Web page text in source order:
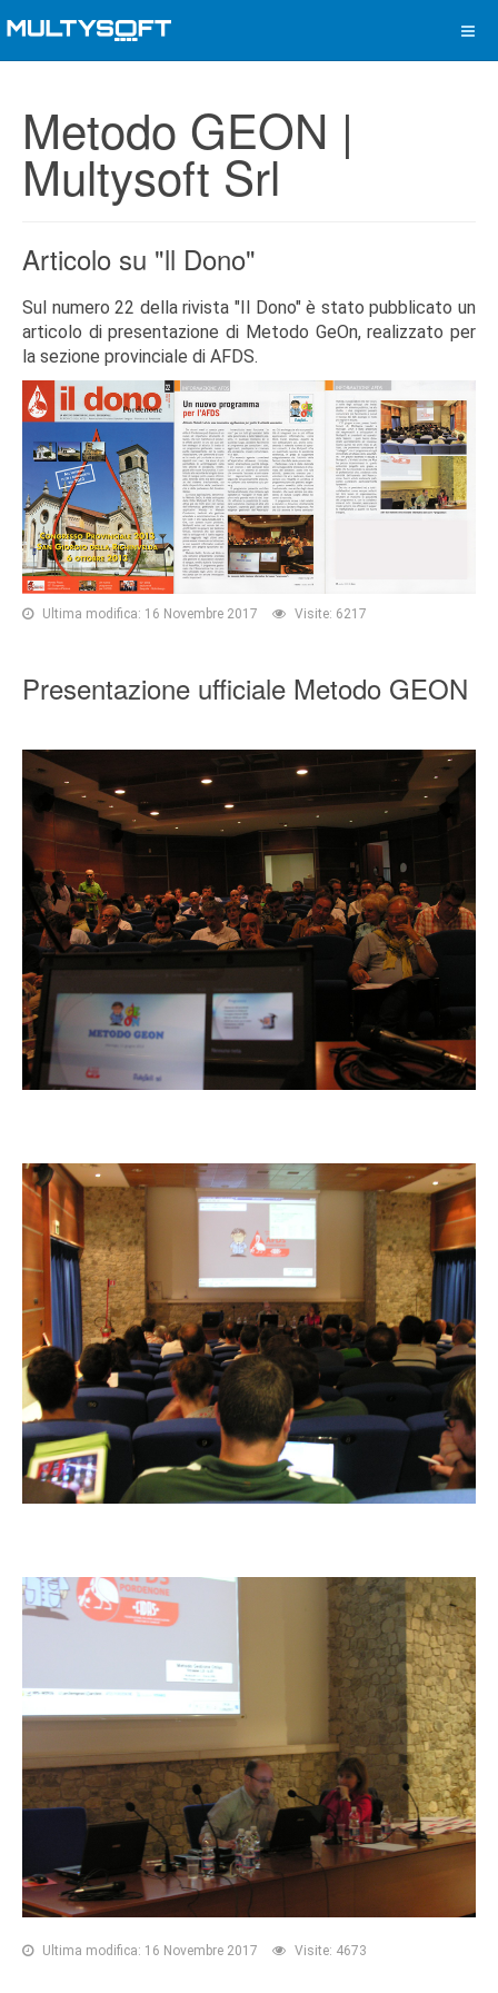
Metodo GEON |
Multysoft Srl
Articolo su "ll Dono"
Sul numero 22 della rivista "Il Dono" è stato pubblicato un
articolo di presentazione di Metodo GeOn, realizzato per
la sezione provinciale di AFDS.
Ultima modifica: 16 Novembre 2017 Visite: 6217
Presentazione ufficiale Metodo GEON
Ultima modifica: 16 Novembre 2017 Visite: 4673